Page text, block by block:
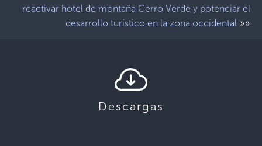
reactivar hotel de montaña Cerro Verde y potenciar el
desarrollo turístico en la zona occidental »»
Descargas